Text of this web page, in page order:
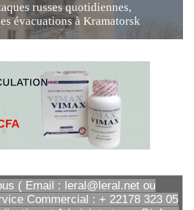
russes quotidiennes,
évacuations à Kramatorsk
( Email : leral@leral.net ou
Commercial : + 22178 323 05